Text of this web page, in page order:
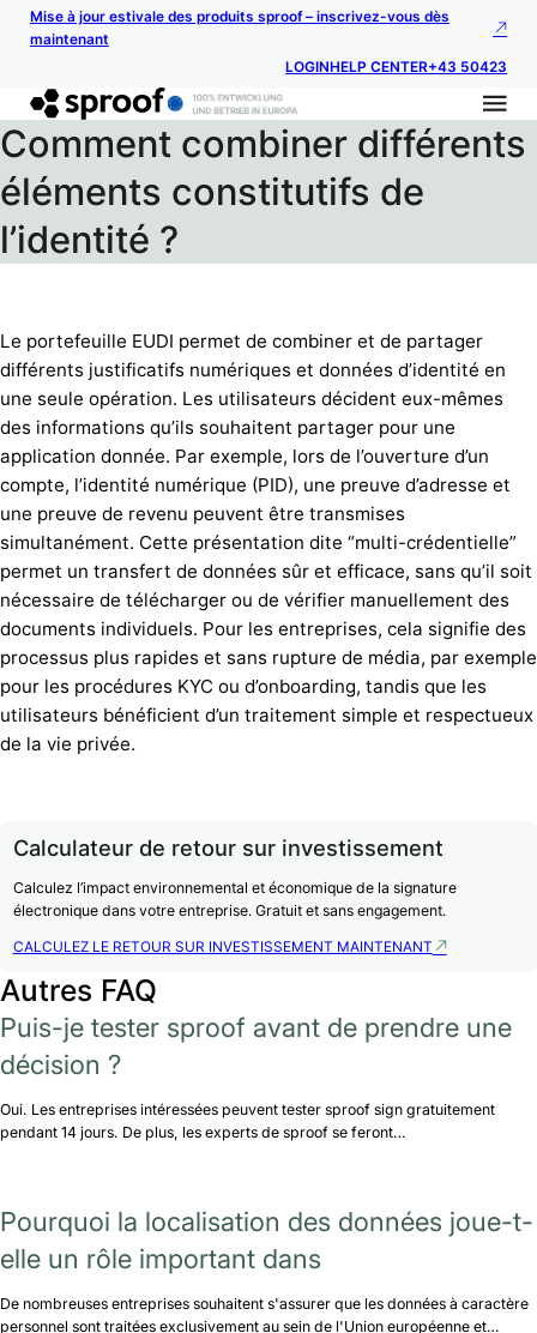
Mise à jour estivale des produits sproof – inscrivez-vous dès
maintenant
LOGINHELP CENTER+43 50423
Comment combiner différents
éléments constitutifs de
l’identité ?
Le portefeuille EUDI permet de combiner et de partager
différents justificatifs numériques et données d’identité en
une seule opération. Les utilisateurs décident eux-mêmes
des informations qu’ils souhaitent partager pour une
application donnée. Par exemple, lors de l’ouverture d’un
compte, l’identité numérique (PID), une preuve d’adresse et
une preuve de revenu peuvent être transmises
simultanément. Cette présentation dite “multi-crédentielle”
permet un transfert de données sûr et efficace, sans qu’il soit
nécessaire de télécharger ou de vérifier manuellement des
documents individuels. Pour les entreprises, cela signifie des
processus plus rapides et sans rupture de média, par exemple
pour les procédures KYC ou d’onboarding, tandis que les
utilisateurs bénéficient d’un traitement simple et respectueux
de la vie privée.
Calculateur de retour sur investissement
Calculez l’impact environnemental et économique de la signature
électronique dans votre entreprise. Gratuit et sans engagement.
CALCULEZ LE RETOUR SUR INVESTISSEMENT MAINTENANT
Autres FAQ
Puis-je tester sproof avant de prendre une
décision ?
Oui. Les entreprises intéressées peuvent tester sproof sign gratuitement
pendant 14 jours. De plus, les experts de sproof se feront…
Pourquoi la localisation des données joue-t-
elle un rôle important dans
De nombreuses entreprises souhaitent s'assurer que les données à caractère
personnel sont traitées exclusivement au sein de l'Union européenne et…